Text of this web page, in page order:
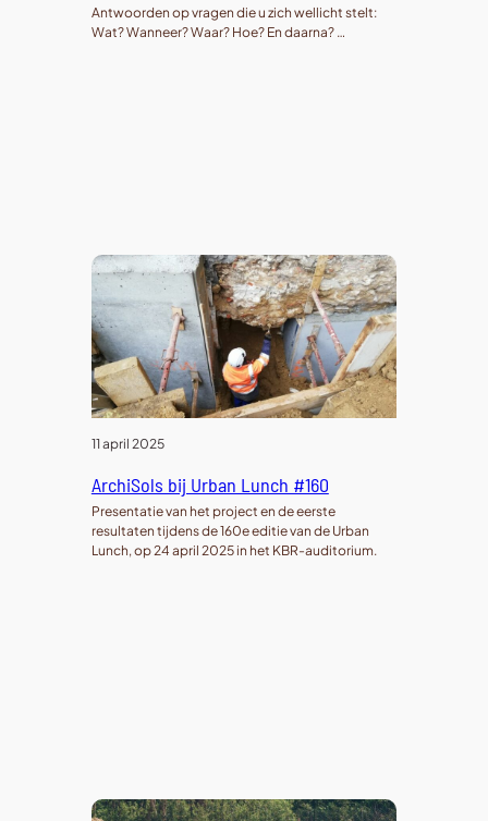
Antwoorden op vragen die u zich wellicht stelt:
Wat? Wanneer? Waar? Hoe? En daarna? …
11 april 2025
ArchiSols bij Urban Lunch #160
Presentatie van het project en de eerste
resultaten tijdens de 160e editie van de Urban
Lunch, op 24 april 2025 in het KBR-auditorium.